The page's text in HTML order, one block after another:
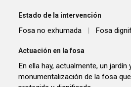
Estado de la intervención
Fosa no exhumada | Fosa
Actuación en la fosa
En ella hay, actualmente, un
monumentalización de la fosa